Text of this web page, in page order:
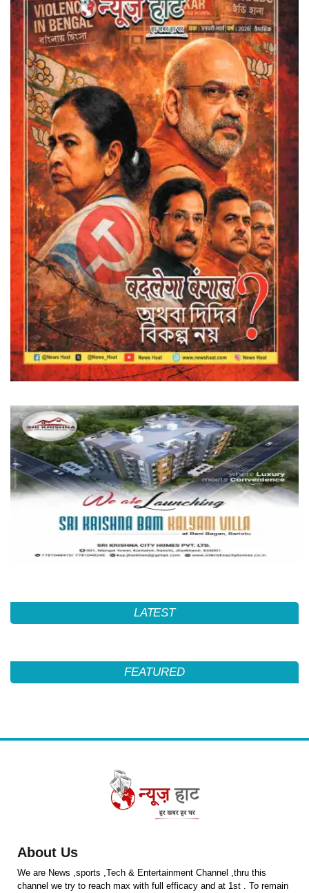
LATEST
FEATURED
About Us
We are News ,sports ,Tech & Entertainment Channel ,thru this
channel we try to reach max with full efficacy and at 1st . To remain